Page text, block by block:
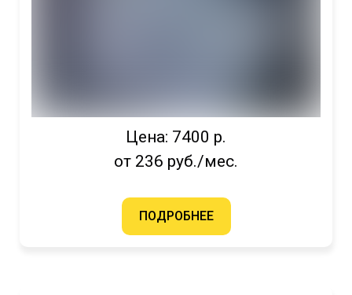
Цена: 7400 р.
от 236 руб./мес.
ПОДРОБНЕЕ